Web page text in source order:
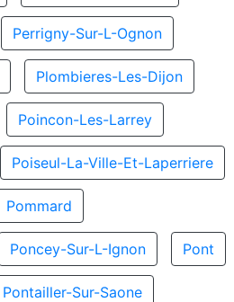
Perrigny-Sur-L-Ognon
Plombieres-Les-Dijon
Poincon-Les-Larrey
Poiseul-La-Ville-Et-Laperriere
Pommard
Poncey-Sur-L-Ignon Pont
Pontailler-Sur-Saone